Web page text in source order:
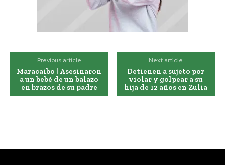
Previous article
Maracaibo | Asesinaron
a un bebé de un balazo
en brazos de su padre
Next article
Detienen a sujeto por
violar y golpear a su
hija de 12 años en Zulia